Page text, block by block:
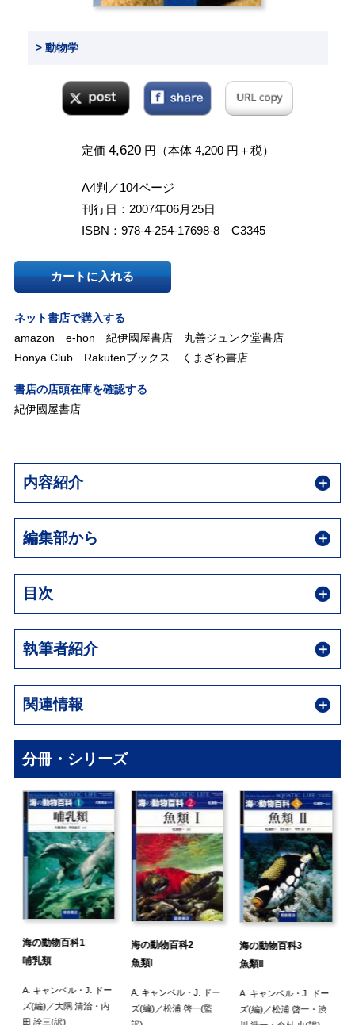
> 動物学
定価 4,620円（本体 4,200 円＋税）
A4判／104ページ
刊行日：2007年06月25日
ISBN：978-4-254-17698-8 C3345
カートに入れる
ネット書店で購入する
amazon
e-hon 紀伊國屋書店
丸善ジュンク堂書店
Honya Club
Rakutenブックス くまざわ書店
書店の店頭在庫を確認する
紀伊國屋書店
内容紹介
編集部から
目次
執筆者紹介
関連情報
分冊・シリーズ
海の動物百科1
哺乳類
A. キャンベル・ J. ドー
ズ(編)／大隅 清治・ 内
田 詮三(訳)
海の動物百科2
魚類I
A. キャンベル・J. ドー
ズ(編)／松浦 啓一(監
海の動物百科3
魚類II
A. キャンベル・J. ドー
ズ(編)／松浦 啓一 ・渋